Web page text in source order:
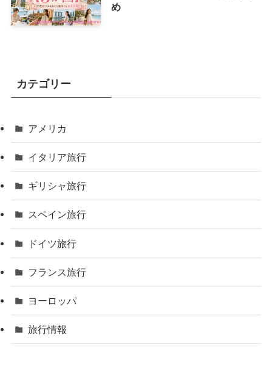
め
カテゴリー
アメリカ
イタリア旅行
ギリシャ旅行
スペイン旅行
ドイツ旅行
フランス旅行
ヨーロッパ
旅行情報